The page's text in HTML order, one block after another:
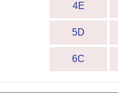
4E
5D
6C